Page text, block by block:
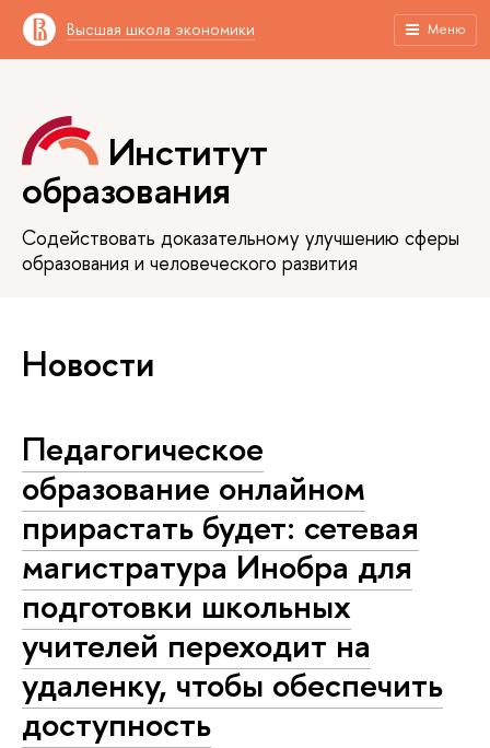
Высшая школа экономики Меню
Институт
образования
Содействовать доказательному улучшению сферы
образования и человеческого развития
Новости
Педагогическое
образование онлайном
прирастать будет: сетевая
магистратура Инобра для
подготовки школьных
учителей переходит на
удаленку, чтобы обеспечить
доступность